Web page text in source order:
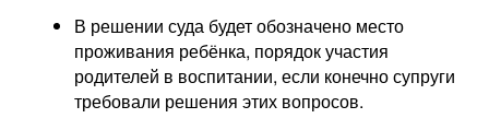
В решении суда будет обозначено место
проживания ребёнка, порядок участия
родителей в воспитании, если конечно супруги
требовали решения этих вопросов.